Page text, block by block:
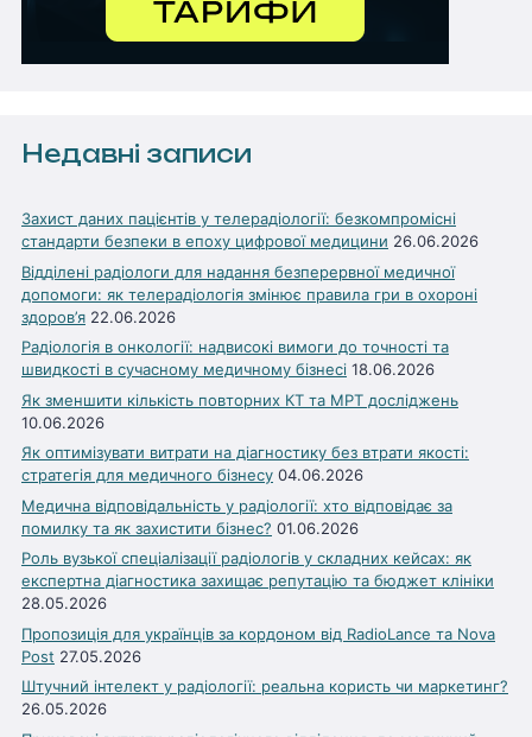
Недавні записи
Захист даних пацієнтів у телерадіології: безкомпромісні
стандарти безпеки в епоху цифрової медицини 26.06.2026
Відділені радіологи для надання безперервної медичної
допомоги: як телерадіологія змінює правила гри в охороні
здоров’я 22.06.2026
Радіологія в онкології: надвисокі вимоги до точності та
швидкості в сучасному медичному бізнесі 18.06.2026
Як зменшити кількість повторних КТ та МРТ досліджень
10.06.2026
Як оптимізувати витрати на діагностику без втрати якості:
стратегія для медичного бізнесу 04.06.2026
Медична відповідальність у радіології: хто відповідає за
помилку та як захистити бізнес? 01.06.2026
Роль вузької спеціалізації радіологів у складних кейсах: як
експертна діагностика захищає репутацію та бюджет клініки
28.05.2026
Пропозиція для українців за кордоном від RadioLance та Nova
Post 27.05.2026
Штучний інтелект у радіології: реальна користь чи маркетинг?
26.05.2026